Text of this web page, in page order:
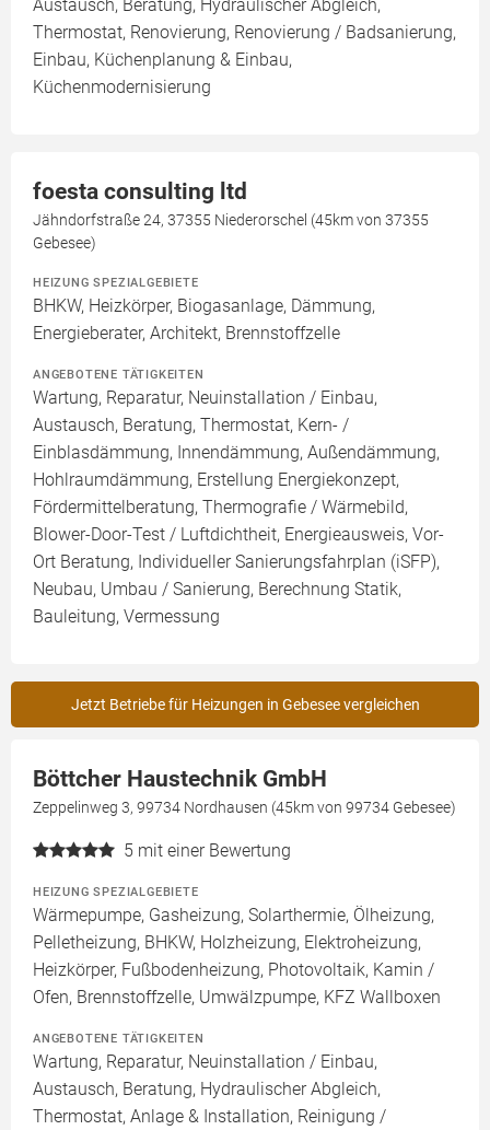
Austausch, Beratung, Hydraulischer Abgleich,
Thermostat, Renovierung, Renovierung / Badsanierung,
Einbau, Küchenplanung & Einbau,
Küchenmodernisierung
foesta consulting ltd
Jähndorfstraße 24, 37355 Niederorschel (45km von 37355
Gebesee)
HEIZUNG SPEZIALGEBIETE
BHKW, Heizkörper, Biogasanlage, Dämmung,
Energieberater, Architekt, Brennstoffzelle
ANGEBOTENE TÄTIGKEITEN
Wartung, Reparatur, Neuinstallation / Einbau,
Austausch, Beratung, Thermostat, Kern- /
Einblasdämmung, Innendämmung, Außendämmung,
Hohlraumdämmung, Erstellung Energiekonzept,
Fördermittelberatung, Thermografie / Wärmebild,
Blower-Door-Test / Luftdichtheit, Energieausweis, Vor-
Ort Beratung, Individueller Sanierungsfahrplan (iSFP),
Neubau, Umbau / Sanierung, Berechnung Statik,
Bauleitung, Vermessung
Jetzt Betriebe für Heizungen in Gebesee vergleichen
Böttcher Haustechnik GmbH
Zeppelinweg 3, 99734 Nordhausen (45km von 99734 Gebesee)
5 mit einer Bewertung
HEIZUNG SPEZIALGEBIETE
Wärmepumpe, Gasheizung, Solarthermie, Ölheizung,
Pelletheizung, BHKW, Holzheizung, Elektroheizung,
Heizkörper, Fußbodenheizung, Photovoltaik, Kamin /
Ofen, Brennstoffzelle, Umwälzpumpe, KFZ Wallboxen
ANGEBOTENE TÄTIGKEITEN
Wartung, Reparatur, Neuinstallation / Einbau,
Austausch, Beratung, Hydraulischer Abgleich,
Thermostat, Anlage & Installation, Reinigung /